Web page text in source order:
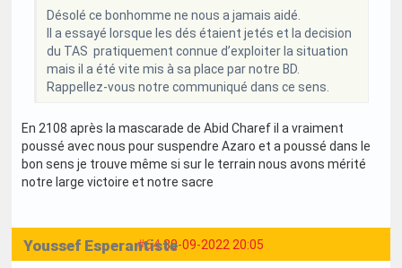
Désolé ce bonhomme ne nous a jamais aidé.
Il a essayé lorsque les dés étaient jetés et la decision
du TAS pratiquement connue d’exploiter la situation
mais il a été vite mis à sa place par notre BD.
Rappellez-vous notre communiqué dans ce sens.
En 2108 après la mascarade de Abid Charef il a vraiment
poussé avec nous pour suspendre Azaro et a poussé dans le
bon sens je trouve même si sur le terrain nous avons mérité
notre large victoire et notre sacre
#64 30-09-2022 20:05
Youssef Esperantiste